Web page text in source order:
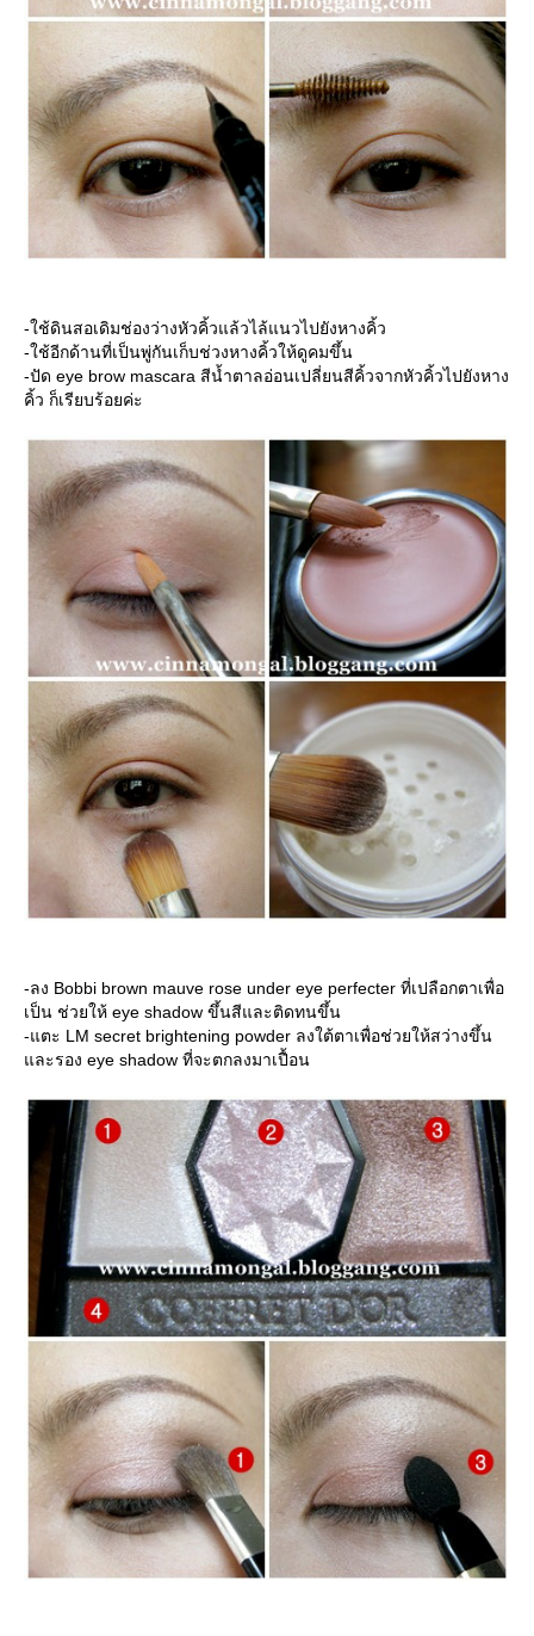
-ใช้ดินสอเดิมช่องว่างหัวคิ้วแล้วไล้แนวไปยังหางคิ้ว
-ใช้อีกด้านที่เป็นพู่กันเก็บช่วงหางคิ้วให้ดูคมขึ้น
-ปัด eye brow mascara สีน้ำตาลอ่อนเปลี่ยนสีคิ้วจากหัวคิ้วไปยังหาง
คิ้ว ก็เรียบร้อยค่ะ
-ลง Bobbi brown mauve rose under eye perfecter ที่เปลือกตาเพื่อ
เป็น ช่วยให้ eye shadow ขึ้นสีและติดทนขึ้น
-แตะ LM secret brightening powder ลงใต้ตาเพื่อช่วยให้สว่างขึ้น
ละรอง eye shadow ที่จะตกลงมาเปื้อน